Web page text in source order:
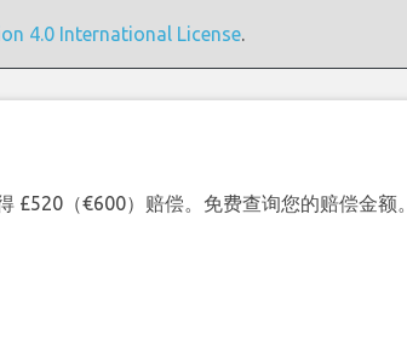
4.0 International License.
£520（€600）赔偿。免费查询您的赔偿金额。